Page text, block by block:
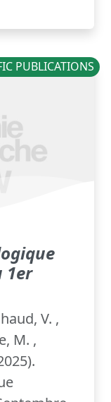
PUBLICATIONS
1er
V. ,
M. ,